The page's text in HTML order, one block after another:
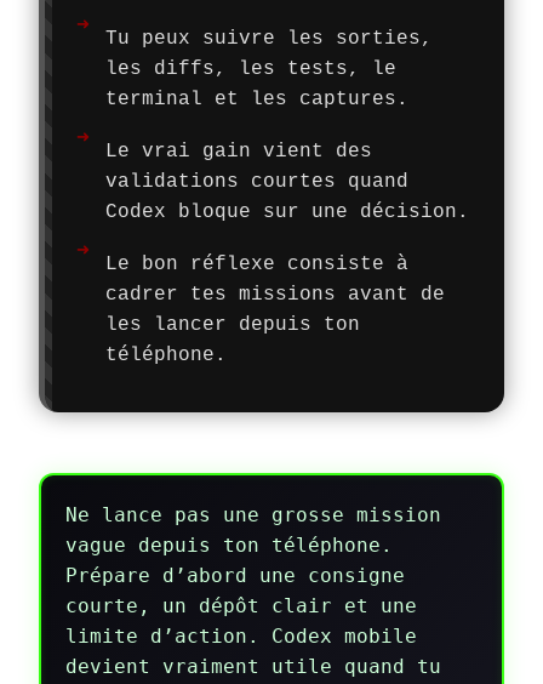
Tu peux suivre les sorties,
les diffs, les tests, le
terminal et les captures.
Le vrai gain vient des
validations courtes quand
Codex bloque sur une décision.
Le bon réflexe consiste à
cadrer tes missions avant de
les lancer depuis ton
téléphone.
Ne lance pas une grosse mission
vague depuis ton téléphone.
Prépare d’abord une consigne
courte, un dépôt clair et une
limite d’action. Codex mobile
devient vraiment utile quand tu